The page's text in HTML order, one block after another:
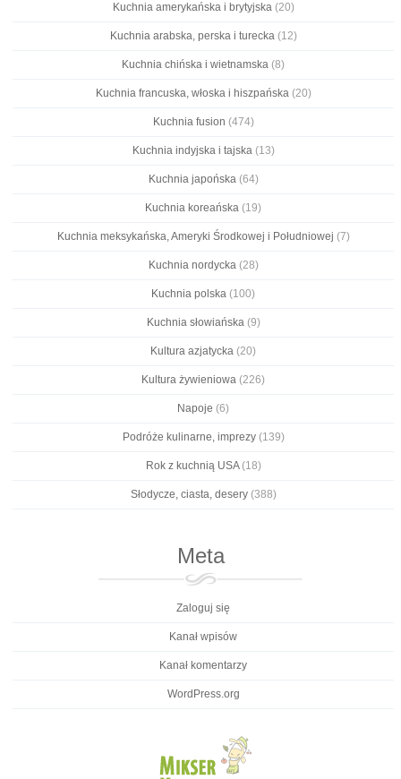
Kuchnia amerykańska i brytyjska(20)
Kuchnia arabska, perska i turecka(12)
Kuchnia chińska i wietnamska (8)
Kuchnia francuska, włoska i hiszpańska(20)
Kuchnia fusion (474)
Kuchnia indyjska i tajska(13)
Kuchnia japońska(64)
Kuchnia koreańska (19)
Kuchnia meksykańska, Ameryki Środkowej i Południowej (7)
Kuchnia nordycka(28)
Kuchnia polska (100)
Kuchnia słowiańska(9)
Kultura azjatycka (20)
Kultura żywieniowa (226)
Napoje (6)
Podróże kulinarne, imprezy(139)
Rok z kuchnią USA(18)
Słodycze, ciasta, desery(388)
Meta
Zaloguj się
Kanał wpisów
Kanał komentarzy
WordPress.org